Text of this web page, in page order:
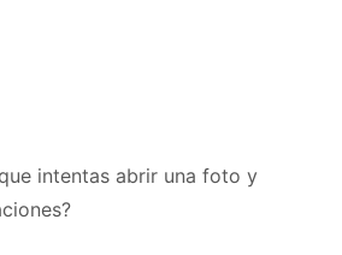
intentas abrir una foto y